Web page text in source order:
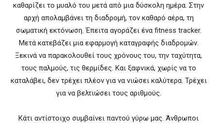
καθαρίζει το μυαλό του μετά από μια δύσκολη ημέρα. Στην
αρχή απολαμβάνει τη διαδρομή, τον καθαρό αέρα, τη
σωματική εκτόνωση. Έπειτα αγοράζει ένα fitness tracker.
Μετά κατεβάζει μια εφαρμογή καταγραφής διαδρομών.
Ξεκινά να παρακολουθεί τους χρόνους του, την ταχύτητα,
τους παλμούς, τις θερμίδες. Και ξαφνικά, χωρίς να το
καταλάβει, δεν τρέχει πλέον για να νιώσει καλύτερα. Τρέχει
για να βελτιώσει τους αριθμούς.
Κάτι αντίστοιχο συμβαίνει παντού γύρω μας. Άνθρωποι